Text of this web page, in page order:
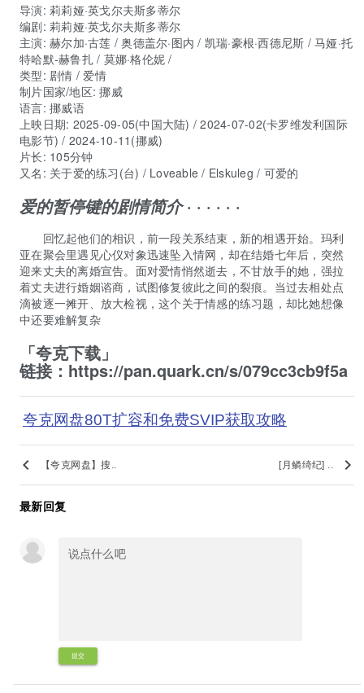
导演: 莉莉娅·英戈尔夫斯多蒂尔
编剧: 莉莉娅·英戈尔夫斯多蒂尔
主演:赫尔加·古莲 /奥德盖尔·图内 / 凯瑞·豪根·西德尼斯 /马娅·托
特哈默-赫鲁扎 / 莫娜·格伦妮 /
类型: 剧情 / 爱情
制片国家/地区: 挪威
语言: 挪威语
上映日期: 2025-09-05(中国大陆) / 2024-07-02(卡罗维发利国际
电影节) / 2024-10-11(挪威)
片长: 105分钟
又名: 关于爱的练习(台) / Loveable / Elskuleg / 可爱的
爱的暂停键的剧情简介· · · · · ·
回忆起他们的相识，前一段关系结束，新的相遇开始。玛利
亚在聚会里遇见心仪对象迅速坠入情网，却在结婚七年后，突然
迎来丈夫的离婚宣告。面对爱情悄然逝去，不甘放手的她，强拉
着丈夫进行婚姻谘商，试图修复彼此之间的裂痕。当过去相处点
滴被逐一摊开、放大检视，这个关于情感的练习题，却比她想像
中还要难解复杂
「夸克下载」
链接： https://pan.quark.cn/s/079cc3cb9f5a
夸克网盘80T扩容和免费SVIP获取攻略
keyboard_arrow_left 【夸克网盘】搜.. [月鳞绮纪] .. keyboard_arrow_right
最新回复
提交